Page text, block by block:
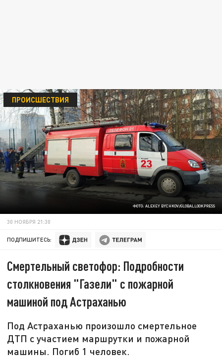
ФОТО: ALEXEY BYCHKOV/GLOBALLOOKPRESS
ПРОИСШЕСТВИЯ
30 НОЯБРЯ 21:30
ПОДПИШИТЕСЬ:
Смертельный светофор: Подробности
столкновения "Газели" с пожарной
машиной под Астраханью
Под Астраханью произошло смертельное
ДТП с участием маршрутки и пожарной
машины. Погиб 1 человек.